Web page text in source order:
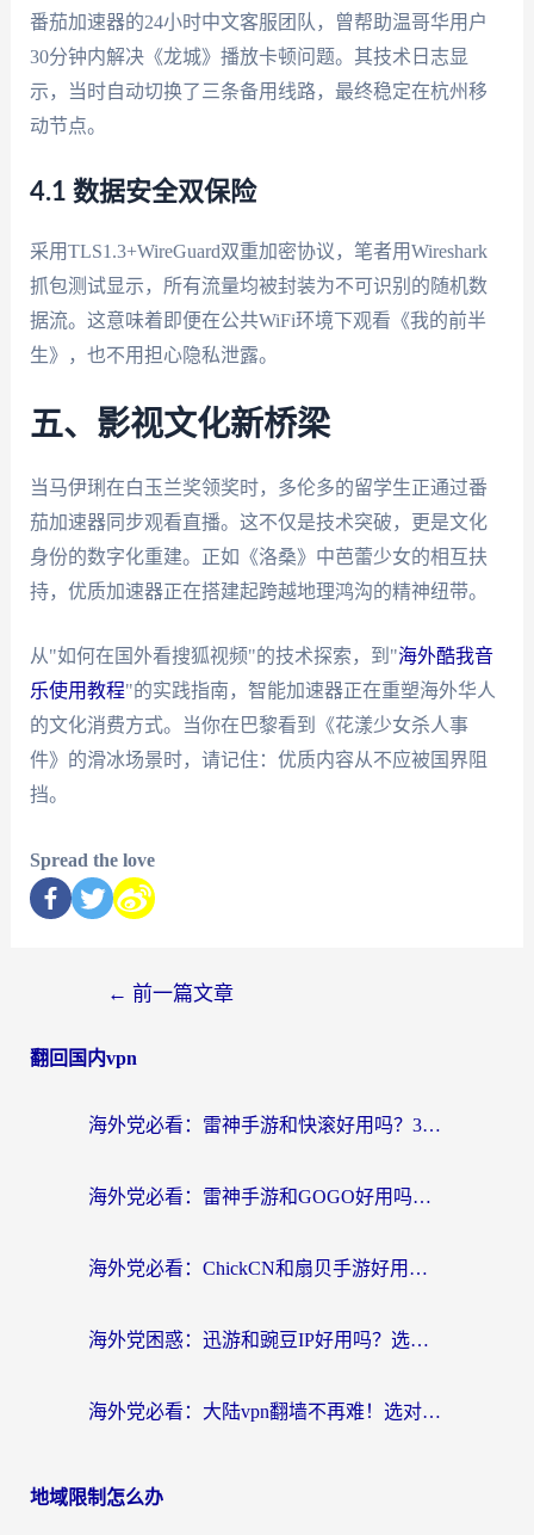
番茄加速器的24小时中文客服团队，曾帮助温哥华用户
30分钟内解决《龙城》播放卡顿问题。其技术日志显
示，当时自动切换了三条备用线路，最终稳定在杭州移
动节点。
4.1 数据安全双保险
采用TLS1.3+WireGuard双重加密协议，笔者用Wireshark
抓包测试显示，所有流量均被封装为不可识别的随机数
据流。这意味着即便在公共WiFi环境下观看《我的前半
生》，也不用担心隐私泄露。
五、影视文化新桥梁
当马伊琍在白玉兰奖领奖时，多伦多的留学生正通过番
茄加速器同步观看直播。这不仅是技术突破，更是文化
身份的数字化重建。正如《洛桑》中芭蕾少女的相互扶
持，优质加速器正在搭建起跨越地理鸿沟的精神纽带。
从"如何在国外看搜狐视频"的技术探索，到"海外酷我音
乐使用教程"的实践指南，智能加速器正在重塑海外华人
的文化消费方式。当你在巴黎看到《花漾少女杀人事
件》的滑冰场景时，请记住：优质内容从不应被国界阻
挡。
Spread the love
← 前一篇文章
翻回国内vpn
海外党必看：雷神手游和快滚好用吗？3步选对回国加速器无缝刷国内资源
海外党必看：雷神手游和GOGO好用吗？3步选对回国加速器，无缝刷剧玩原神
海外党必看：ChickCN和扇贝手游好用吗？3步选对回国加速器无缝刷国内资源
海外党困惑：迅游和豌豆IP好用吗？选对回国加速器，刷剧游戏再也不卡
海外党必看：大陆vpn翻墙不再难！选对加速器，无缝刷国内资源
地域限制怎么办